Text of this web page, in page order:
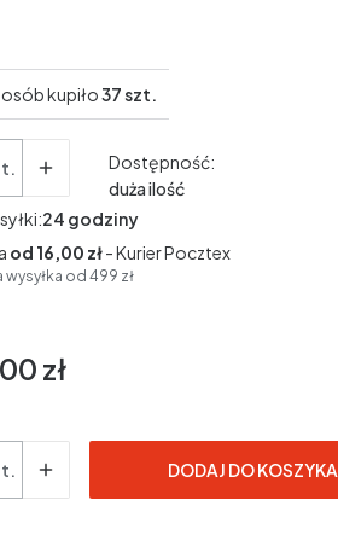
osób kupiło37 szt.
Dostępność:
duża ilość
24 godziny
od 16,00 zł- Kurier Pocztex
wysyłka od 499 zł
zł
DODAJ DO KOSZYKA